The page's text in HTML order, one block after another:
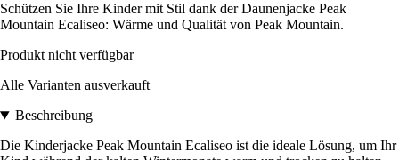
Schützen Sie Ihre Kinder mit Stil dank der Daunenjacke Peak
Mountain Ecaliseo: Wärme und Qualität von Peak Mountain.
Produkt nicht verfügbar
Alle Varianten ausverkauft
Beschreibung
Die Kinderjacke Peak Mountain Ecaliseo ist die ideale Lösung, um Ihr